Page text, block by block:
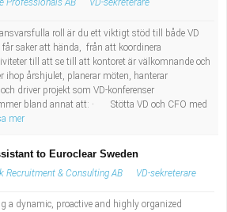
Professionals AB VD-sekreterare
roll är du ett viktigt stöd till både VD
får saker att hända, från att koordinera
till att se till att kontoret är välkomnande och
ihop årshjulet, planerar möten, hanterar
driver projekt som VD-konferenser
bland annat att: · Stötta VD och CFO med
mer
to Euroclear Sweden
Recruitment & Consulting AB VD-sekreterare
a dynamic, proactive and highly organized